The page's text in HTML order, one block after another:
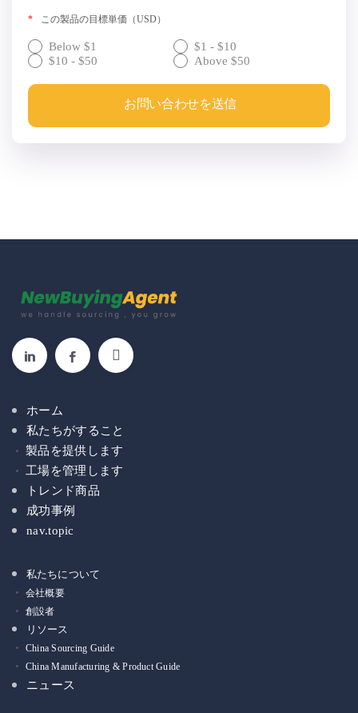
* この製品の目標単価（USD）
Below $1
$1 - $10
$10 - $50
Above $50
お問い合わせを送信
ホーム
私たちがすること
製品を提供します
工場を管理します
トレンド商品
成功事例
nav.topic
私たちについて
会社概要
創設者
リソース
China Sourcing Guide
China Manufacturing & Product Guide
ニュース